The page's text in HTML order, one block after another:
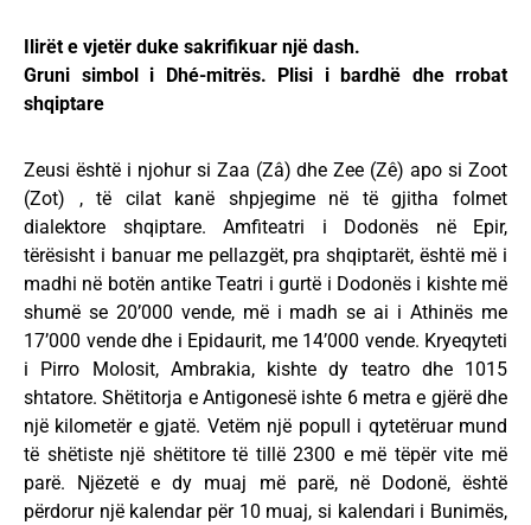
Ilirët e vjetër duke sakrifikuar një dash.
Gruni simbol i Dhé-mitrës. Plisi i bardhë dhe rrobat
shqiptare
Zeusi është i njohur si Zaa (Zâ) dhe Zee (Zê) apo si Zoot
(Zot) , të cilat kanë shpjegime në të gjitha folmet
dialektore shqiptare. Amfiteatri i Dodonës në Epir,
tërësisht i banuar me pellazgët, pra shqiptarët, është më i
madhi në botën antike Teatri i gurtë i Dodonës i kishte më
shumë se 20’000 vende, më i madh se ai i Athinës me
17’000 vende dhe i Epidaurit, me 14’000 vende. Kryeqyteti
i Pirro Molosit, Ambrakia, kishte dy teatro dhe 1015
shtatore. Shëtitorja e Antigonesë ishte 6 metra e gjërë dhe
një kilometër e gjatë. Vetëm një popull i qytetëruar mund
të shëtiste një shëtitore të tillë 2300 e më tëpër vite më
parë. Njëzetë e dy muaj më parë, në Dodonë, është
përdorur një kalendar për 10 muaj, si kalendari i Bunimës,